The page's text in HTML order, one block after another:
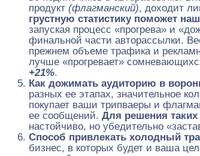
продукт (флагманский), доходит
грустную статистику поможет
запуская процесс «прогрева» и
финальной части авторассылки.
прежнем объеме трафика и
лучше «прогревает»
+21%.
Как дожимать аудиторию в
разных ее этапах, значительное
покупает ваши трипваеры и
ее сообщений. Для решения
настойчиво, но убедительно
Способ привлекать холодный
бизнес, в которых будет и ваша